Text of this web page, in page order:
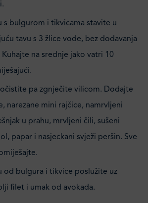
s bulgurom i tikvicama stavite u
tavu s 3 žlice vode, bez dodavanja
Kuhajte na srednje jako vatri 10
pa zgnječite vilicom. Dodajte
narezane mini rajčice, namrvljeni
u prahu, mrvljeni čili, sušeni
papar i nasjeckani svježi peršin. Sve
od bulgura i tikvice poslužite uz
filet i umak od avokada.